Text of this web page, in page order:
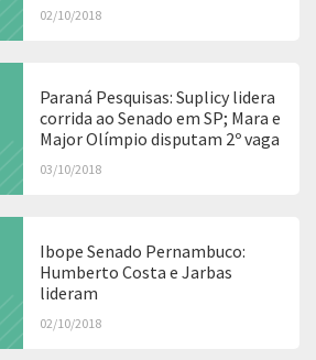
02/10/2018
Paraná Pesquisas: Suplicy lidera
corrida ao Senado em SP; Mara e
Major Olímpio disputam 2º vaga
03/10/2018
Ibope Senado Pernambuco:
Humberto Costa e Jarbas
lideram
02/10/2018